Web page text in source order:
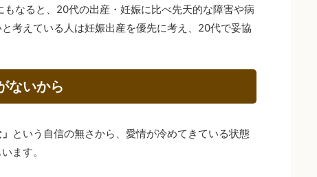
なると、20代の出産・妊娠に比べ先天的な障害や病
考えている人は妊娠出産を優先に考え、20代で妥協
ないから
という自信の無さから、愛情が冷めてきている状態
ます。